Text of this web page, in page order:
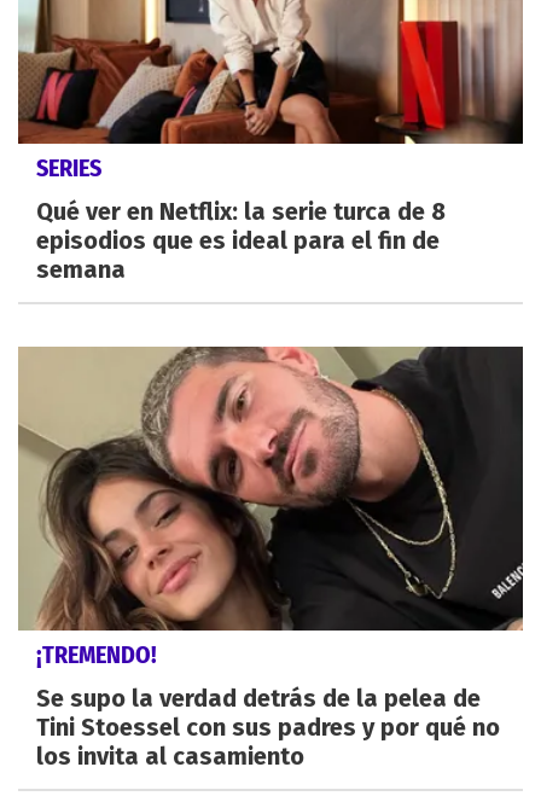
SERIES
Qué ver en Netflix: la serie turca de 8
episodios que es ideal para el fin de
semana
¡TREMENDO!
Se supo la verdad detrás de la pelea de
Tini Stoessel con sus padres y por qué no
los invita al casamiento